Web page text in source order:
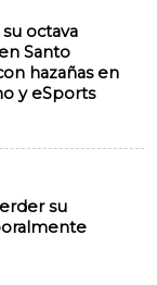
octava
Santo
hazañas en
y eSports
su